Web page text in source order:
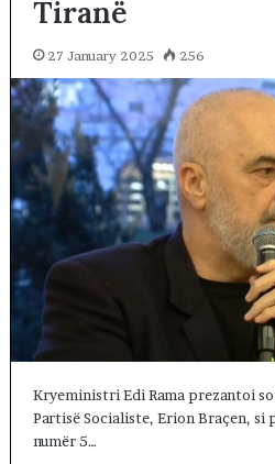
Tiranë
27 January 2025 256
Kryeministri Edi Rama prezantoi
Partisë Socialiste, Erion Braçen, si
numër 5…